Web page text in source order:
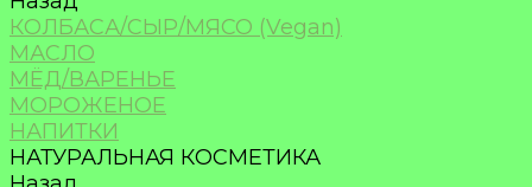
КОЛБАСА/СЫР/МЯСО (Vegan)
МАСЛО
МЁД/ВАРЕНЬЕ
МОРОЖЕНОЕ
НАПИТКИ
НАТУРАЛЬНАЯ КОСМЕТИКА